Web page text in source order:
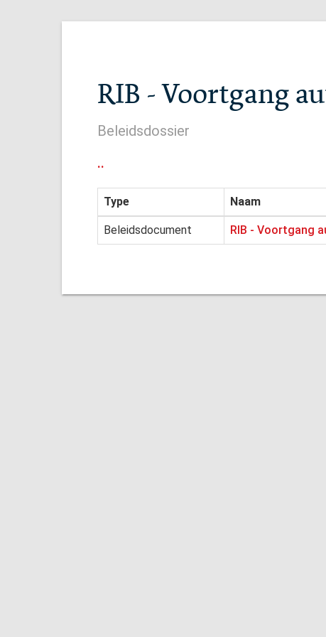
RIB - Voortgang
Beleidsdossier
..
Type Naam
Beleidsdocument RIB - Voortgang